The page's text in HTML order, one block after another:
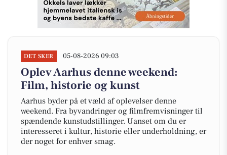
DET SKER 05-08-2026 09:03
Oplev Aarhus denne weekend:
Film, historie og kunst
Aarhus byder på et væld af oplevelser denne
weekend. Fra byvandringer og filmfremvisninger til
spændende kunstudstillinger. Uanset om du er
interesseret i kultur, historie eller underholdning, er
der noget for enhver smag.